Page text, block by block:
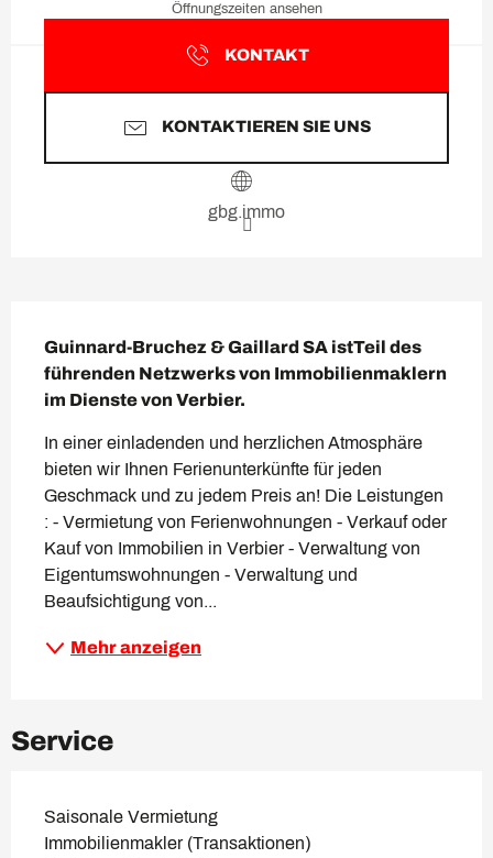
Öffnungszeiten ansehen
KONTAKT
KONTAKTIEREN SIE UNS
gbg.immo
Guinnard-Bruchez & Gaillard SA istTeil des
führenden Netzwerks von Immobilienmaklern
im Dienste von Verbier.
In einer einladenden und herzlichen Atmosphäre
bieten wir Ihnen Ferienunterkünfte für jeden
Geschmack und zu jedem Preis an! Die Leistungen
: - Vermietung von Ferienwohnungen - Verkauf oder
Kauf von Immobilien in Verbier - Verwaltung von
Eigentumswohnungen - Verwaltung und
Beaufsichtigung von...
Mehr anzeigen
Service
Saisonale Vermietung
Immobilienmakler (Transaktionen)